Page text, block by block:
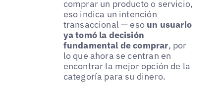
comprar un producto o servicio,
eso indica un intención
transaccional — eso un usuario
ya tomó la decisión
fundamental de comprar, por
lo que ahora se centran en
encontrar la mejor opción de la
categoría para su dinero.